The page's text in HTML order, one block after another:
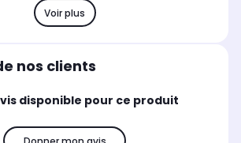
Voir plus
nos clients
disponible pour ce produit